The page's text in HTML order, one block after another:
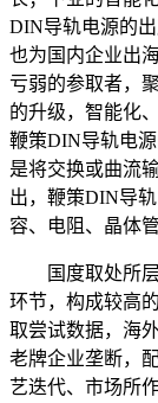
DIN导轨电源的
也为国内企业出
亏弱的参取者，
的升级，智能化
鞭策DIN导轨电
是将交换或曲流
出，鞭策DIN导
容、电阻、晶体
国度取处所层
环节，构成较高
取尝试数据，海
老牌企业垄断，
艺迭代、市场所